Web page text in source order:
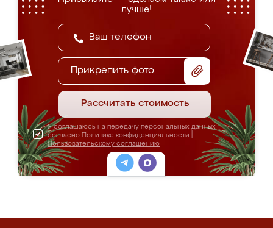
лучше!
Прикрепить фото
Рассчитать стоимость
Я соглашаюсь на передачу персональных данных
согласно Политике конфиденциальности
Пользовательскому соглашению